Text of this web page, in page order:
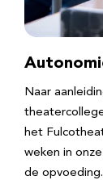
Naar
het
weken in
de